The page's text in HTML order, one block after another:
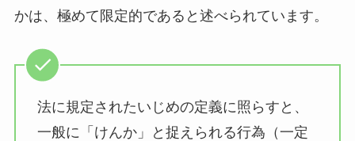
かは、極めて限定的であると述べられています。
法に規定されたいじめの定義に照らすと、
一般に「けんか」と捉えられる行為（一定